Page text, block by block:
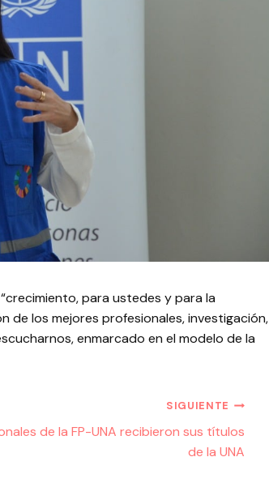
para ustedes y para la
de los mejores profesionales, investigación,
enmarcado en el modelo de la
SIGUIENTE
de la FP-UNA recibieron sus títulos
de la UNA